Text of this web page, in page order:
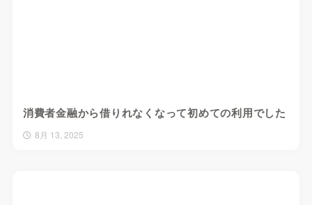
消費者金融から借りれなくなって初めての利用でした
8月 13, 2025